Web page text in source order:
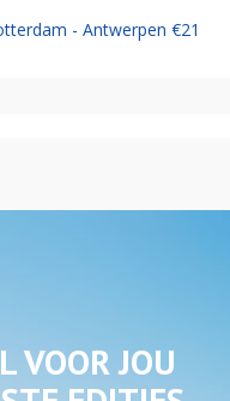
- Antwerpen €21
VOOR JOU